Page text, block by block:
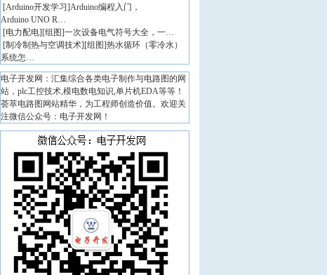
[Arduino开发学习 ]Arduino编程入门，
Arduino UNO R…
[电力配电][组图]一次设备电气符号大全，一…
[制冷制热与空调技术][组图]热水循环（零冷水）
系统怎…
电子开发网：汇集综合各类电子制作与电路图的网
站，plc工控技术,模电数电知识,单片机EDA等等！
荟萃电路图网站精华，为工程师创造价值。欢迎关
注微信公众号：电子开发网！